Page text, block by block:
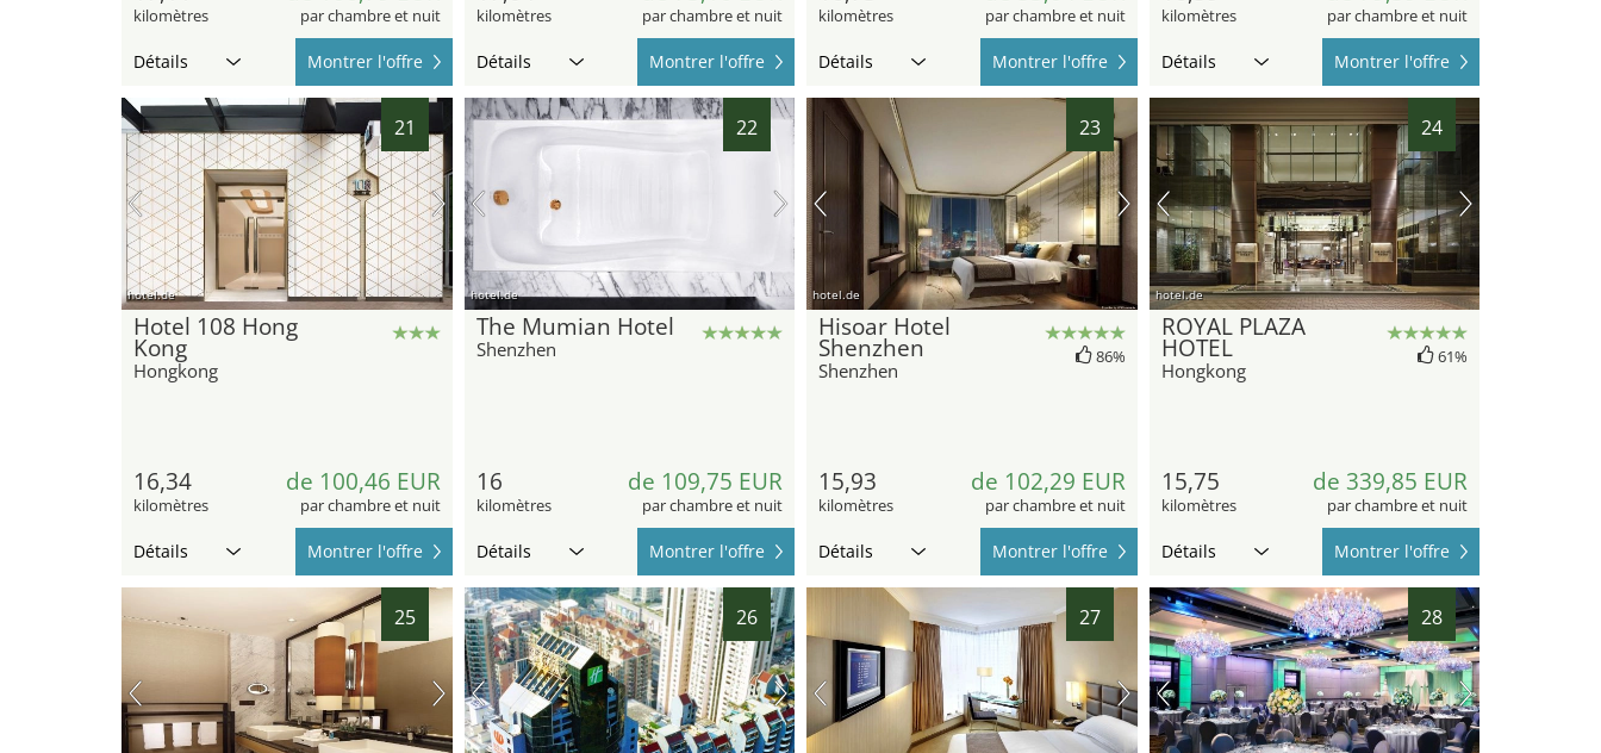
kilomètres par chambre et nuit
Détails Montrer l'offre
kilomètres par chambre et nuit
Détails Montrer l'offre
kilomètres par chambre et nuit
Détails Montrer l'offre
kilomètres par chambre et nuit
Détails Montrer l'offre
21
hotel.de
Hotel 108 Hong
Kong
Hongkong
16,34
kilomètres
de 100,46 EUR
par chambre et nuit
Détails Montrer l'offre
22
hotel.de
The Mumian Hotel
Shenzhen
16
kilomètres
de 109,75 EUR
par chambre et nuit
Détails Montrer l'offre
23
hotel.de
Hisoar Hotel
Shenzhen
Shenzhen
86%
15,93
kilomètres
de 102,29 EUR
par chambre et nuit
Détails Montrer l'offre
24
hotel.de
ROYAL PLAZA
HOTEL
Hongkong
61%
15,75
kilomètres
de 339,85 EUR
par chambre et nuit
Détails Montrer l'offre
25 26 27 28